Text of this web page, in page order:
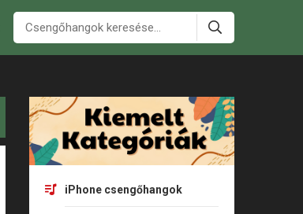
iPhone csengőhangok